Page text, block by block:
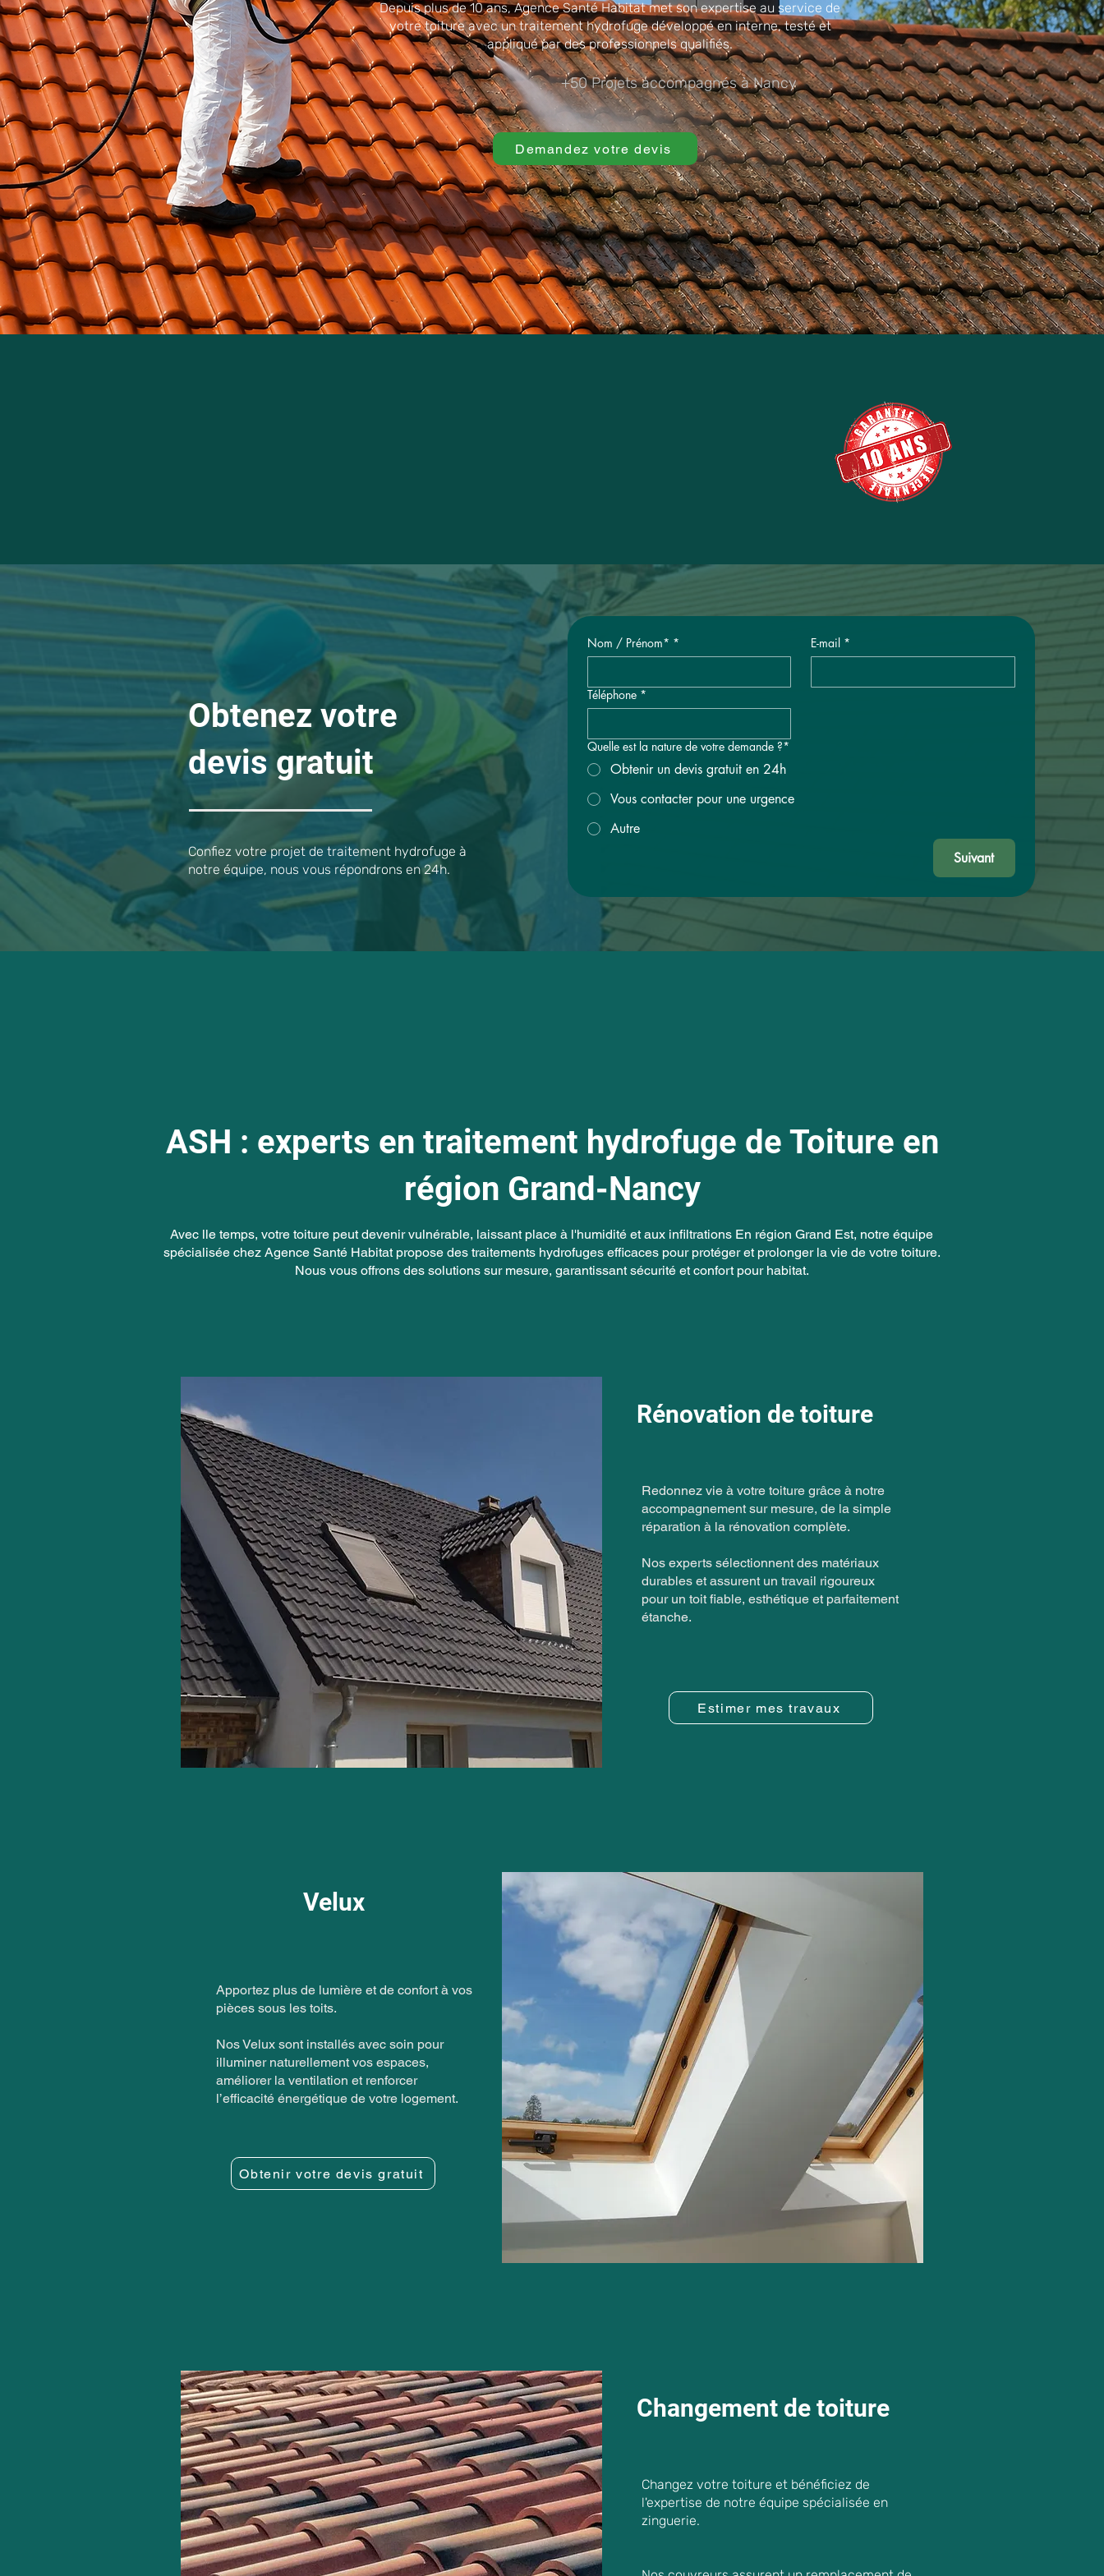
Depuis plus de 10 ans, Agence Santé Habitat met son expertise au service de
votre toiture avec un traitement hydrofuge développé en interne, testé et
appliqué par des professionnels qualifiés.
+50 Projets accompagnés à Nancy
Demandez votre devis
Obtenez votre
devis gratuit
Confiez votre projet de traitement hydrofuge à
notre équipe, nous vous répondrons en 24h.
Nom / Prénom* * E-mail *
Téléphone *
Quelle est la nature de votre demande ?*
Obtenir un devis gratuit en 24h
Vous contacter pour une urgence
Autre
Suivant
ASH : experts en traitement hydrofuge de Toiture en
région Grand-Nancy
Avec lle temps, votre toiture peut devenir vulnérable, laissant place à l'humidité et aux infiltrations En région Grand Est, notre équipe
spécialisée chez Agence Santé Habitat propose des traitements hydrofuges efficaces pour protéger et prolonger la vie de votre toiture.
Nous vous offrons des solutions sur mesure, garantissant sécurité et confort pour habitat.
Rénovation de toiture
Redonnez vie à votre toiture grâce à notre
accompagnement sur mesure, de la simple
réparation à la rénovation complète.
Nos experts sélectionnent des matériaux
durables et assurent un travail rigoureux
pour un toit fiable, esthétique et parfaitement
étanche.
Estimer mes travaux
Velux
Apportez plus de lumière et de confort à vos
pièces sous les toits.
Nos Velux sont installés avec soin pour
illuminer naturellement vos espaces,
améliorer la ventilation et renforcer
l’efficacité énergétique de votre logement.
Obtenir votre devis gratuit
Changement de toiture
Changez votre toiture et bénéficiez de
l'expertise de notre équipe spécialisée en
zinguerie.